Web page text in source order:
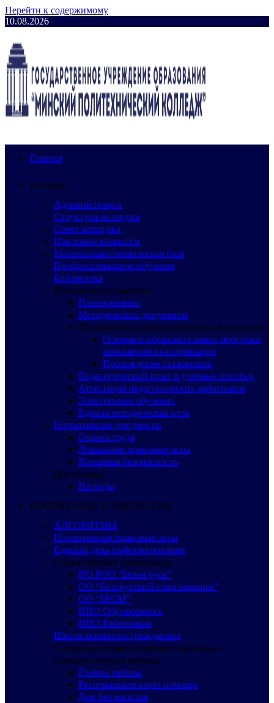
Перейти к содержимому
10.08.2026
Главная
Колледж
Администрация
Структура колледжа
Совет колледжа
Цикловые комиссии
Материально-техническая база
Профессиональное обучение
Библиотека
Методический кабинет
Планирование
Методические документы
Повышение профессионального мастерства
Освоение образовательных программ
повышения квалификации
Прохождение стажировок
Педагогический опыт и учебные пособия
Аттестация педагогических работников
Электронное обучение
Единая методическая цель
Нормативные документы
Охрана труда
Локальные правовые акты
Пожарная безопасность
Достижения
Награды
ВОСПИТАНИЕ И ИДЕОЛОГИЯ
АЛГОРИТМЫ
Нормативные правовые акты
Единый день информирования
Общественные организации
ПО РОО “Белая русь”
ОО “Белорусский союз женщин”
ОО “БРСМ”
ППО Обучающихся
ППО Работников
Школа активного гражданина
Социально-педагогическая поддержка и
психологическая помощь
График работы
Региональная карта помощи
Дом без насилия